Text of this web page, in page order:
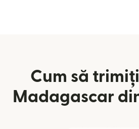
Cum să
Madagascar